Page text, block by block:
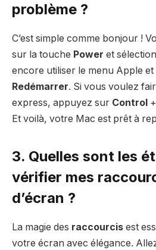
problème ?
C’est simple comme bonjour !
sur la touche Power et
encore utiliser le menu Apple
Redémarrer. Si vous voulez
express, appuyez sur Control +
Et voilà, votre Mac est prêt à
3. Quelles sont les
vérifier mes
d’écran ?
La magie des raccourcis est
votre écran avec élégance.